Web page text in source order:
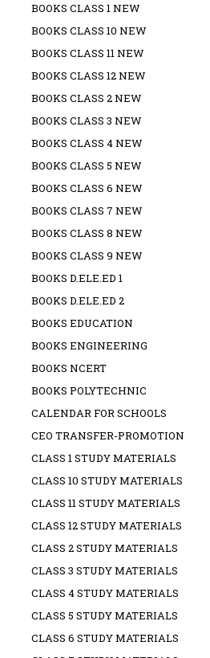
BOOKS CLASS 1 NEW
BOOKS CLASS 10 NEW
BOOKS CLASS 11 NEW
BOOKS CLASS 12 NEW
BOOKS CLASS 2 NEW
BOOKS CLASS 3 NEW
BOOKS CLASS 4 NEW
BOOKS CLASS 5 NEW
BOOKS CLASS 6 NEW
BOOKS CLASS 7 NEW
BOOKS CLASS 8 NEW
BOOKS CLASS 9 NEW
BOOKS D.ELE.ED 1
BOOKS D.ELE.ED 2
BOOKS EDUCATION
BOOKS ENGINEERING
BOOKS NCERT
BOOKS POLYTECHNIC
CALENDAR FOR SCHOOLS
CEO TRANSFER-PROMOTION
CLASS 1 STUDY MATERIALS
CLASS 10 STUDY MATERIALS
CLASS 11 STUDY MATERIALS
CLASS 12 STUDY MATERIALS
CLASS 2 STUDY MATERIALS
CLASS 3 STUDY MATERIALS
CLASS 4 STUDY MATERIALS
CLASS 5 STUDY MATERIALS
CLASS 6 STUDY MATERIALS